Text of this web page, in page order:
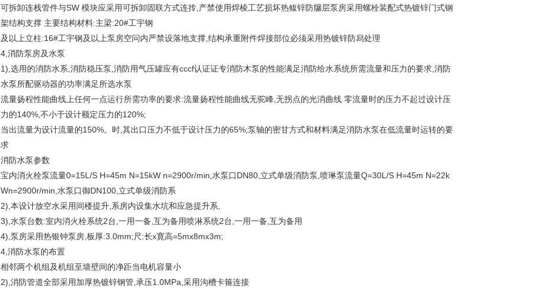
可拆卸连栈管件与SW 模块应采用可拆卸固联方式连抟,产禁使用焊棱工艺损坏热鳆锌防牖层泵房采用螺栓装配式热镀锌门式钢
架结构支撑 主要结构材料:主梁:20#工宇钢
及以上立柱:16#工宇钢及以上泵房空问内严禁设落地支撑,结构承重附件焊接部位必须采用热镀锌防舄处理
4,消防泵房及水泵
1),选用的消防水系,消防稳压泵,消防用气压罐应有cccf认证证专消防木泵的性能满足消防给水系统所需流量和压力的要求,消防
水泵所配驱动器的功率满足所选水泵
流量扬程性能曲线上任何一点运行所需功率的要求:流量扬程性能曲线无驼峰,无拐点的光消曲线 零流量时的压力不起过设计压
力的140%,不小于设计额定压力的120%;
当出流量为设计流量的150%。时,其出口压力不低于设计压力的65%;泵轴的密甘方式和材料满足消防水泵在低流量时运转的要
求
消防水泵参数
宝内消火栓泵流量0=15L/S H=45m N=15kW n=2900r/min,水泵口DN80,立式单级消防泵,喷琳泵流量Q=30L/S H=45m N=22k
Wn=2900r/min,水泵口御DN100,立式单级消防系
2),本设计放空水采用间楼提升,系房内设集水坑和应急提升系,
3),水泵台数:室内消火栓系统2台,一用一备,互为备用喷淋系统2台,一用一备,互为备用
4),泵房采用热银钟泵房,板厚:3.0mm;尺:长x寛高=5mx8mx3m;
4,消防水泵的布置
相邻两个机组及机组至墙壁间的净距当电机容量小
2),消防管道全部采用加厚热镀锌钢管,承压1.0MPa,采用沟槽卡箍连接